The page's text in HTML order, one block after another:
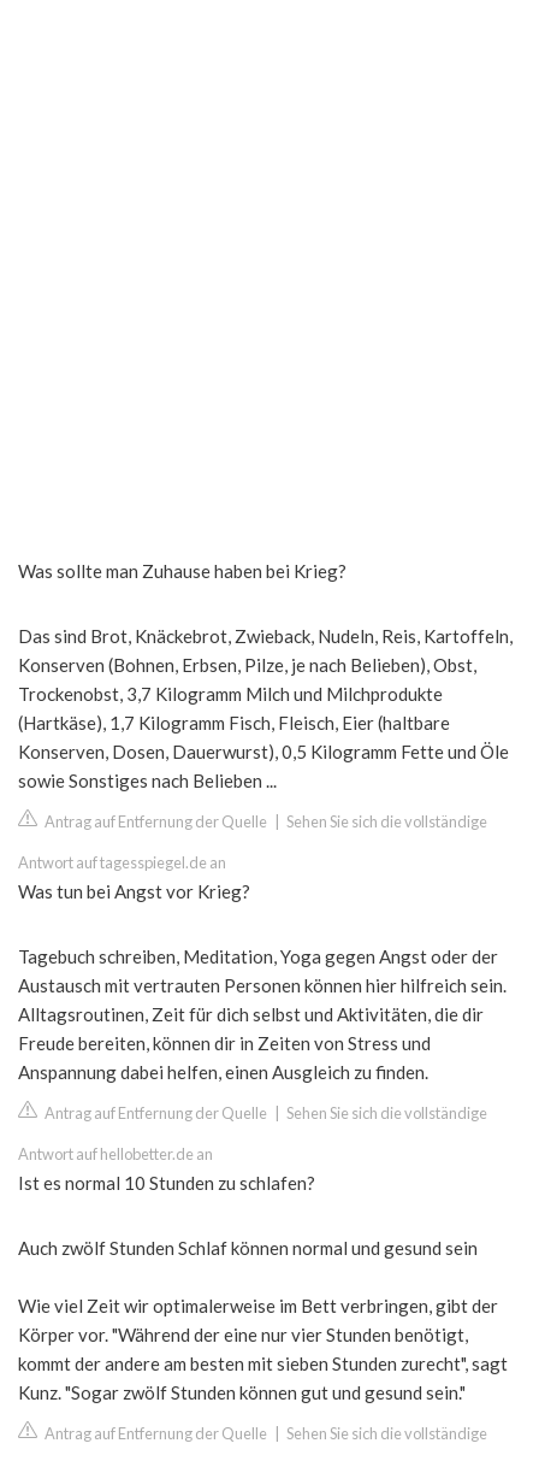
Was sollte man Zuhause haben bei Krieg?
Das sind Brot, Knäckebrot, Zwieback, Nudeln, Reis, Kartoffeln,
Konserven (Bohnen, Erbsen, Pilze, je nach Belieben), Obst,
Trockenobst, 3,7 Kilogramm Milch und Milchprodukte
(Hartkäse), 1,7 Kilogramm Fisch, Fleisch, Eier (haltbare
Konserven, Dosen, Dauerwurst), 0,5 Kilogramm Fette und Öle
sowie Sonstiges nach Belieben ...
Antrag auf Entfernung der Quelle Sehen Sie sich die vollständige
Antwort auf tagesspiegel.de an
Was tun bei Angst vor Krieg?
Tagebuch schreiben, Meditation, Yoga gegen Angst oder der
Austausch mit vertrauten Personen können hier hilfreich sein.
Alltagsroutinen, Zeit für dich selbst und Aktivitäten, die dir
Freude bereiten, können dir in Zeiten von Stress und
Anspannung dabei helfen, einen Ausgleich zu finden.
Antrag auf Entfernung der Quelle Sehen Sie sich die vollständige
Antwort auf hellobetter.de an
Ist es normal 10 Stunden zu schlafen?
Auch zwölf Stunden Schlaf können normal und gesund sein
Wie viel Zeit wir optimalerweise im Bett verbringen, gibt der
Körper vor. "Während der eine nur vier Stunden benötigt,
kommt der andere am besten mit sieben Stunden zurecht", sagt
Kunz. "Sogar zwölf Stunden können gut und gesund sein."
Antrag auf Entfernung der Quelle Sehen Sie sich die vollständige